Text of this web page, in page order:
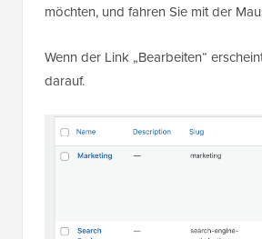
möchten, und fahren Sie mit der
Wenn der Link „Bearbeiten“
darauf.